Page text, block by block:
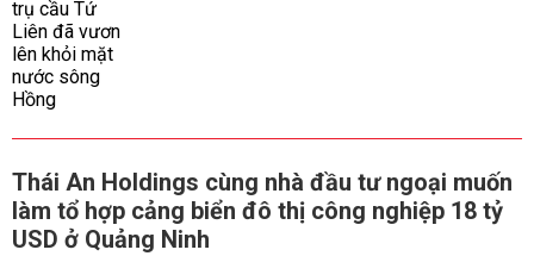
Thái An Holdings cùng nhà đầu tư ngoại muốn
làm tổ hợp cảng biển đô thị công nghiệp 18 tỷ
USD ở Quảng Ninh